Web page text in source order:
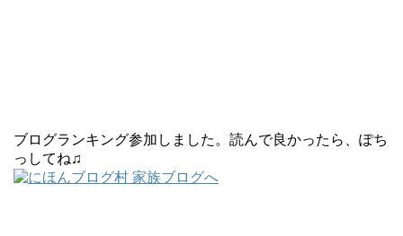
ブログランキング参加しました。読んで良かったら、ぽち
っしてね♫